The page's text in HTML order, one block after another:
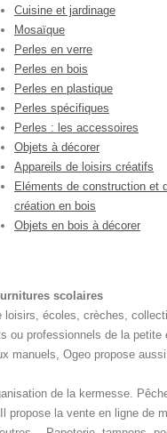
Cuisine et jardinage
Mosaïque
Perles en verre
Perles en bois
Perles en plastique
Perles spécifiques
Perles : les accessoires
Objets à décorer
Appareils de loisirs créatifs
Eléments de construction et
création en bois
Objets en bois à décorer
scolaires
écoles, crèches,
ou professionnels de la
manuels, Ogeo propose
de la kermesse.
propose la vente en ligne